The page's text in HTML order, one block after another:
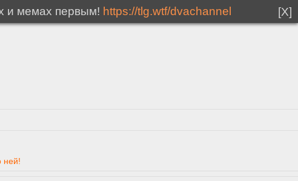
ней!
и мемах первым! https://tlg.wtf/dvachannel [X]